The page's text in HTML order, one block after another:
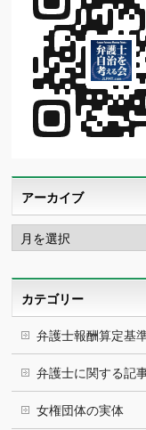
アーカイブ
ア
ー
カ
カテゴリー
弁護士報酬算定基
弁護士に関する記
女権団体の実体